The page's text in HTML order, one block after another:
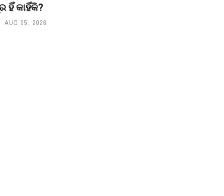
ହିଁ କାହିଁକି?
AUG 05, 2026